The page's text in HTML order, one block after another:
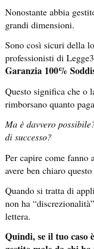
Nonostante abbia
grandi dimensioni.
Sono così sicuri della
professionisti di
Garanzia 100%
Questo significa che o
rimborsano quanto
Ma è davvero
di successo?
Per capire come fanno
avere ben chiaro
Quando si tratta di
non ha
lettera.
Quindi, se il tuo caso